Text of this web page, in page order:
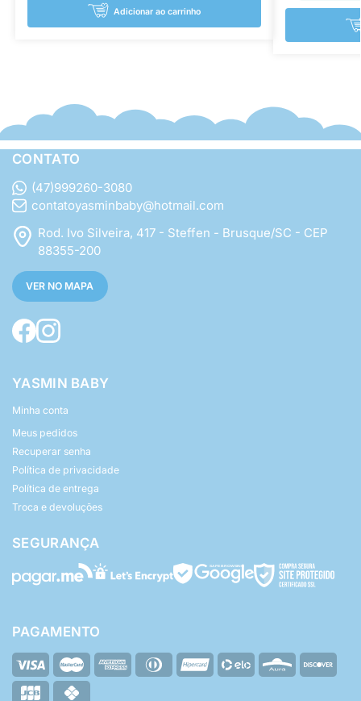
Adicionar ao carrinho
CONTATO
(47)999260-3080
contatoyasminbaby@hotmail.com
Rod. Ivo Silveira, 417 - Steffen - Brusque/SC - CEP
88355-200
VER NO MAPA
YASMIN BABY
Minha conta
Meus pedidos
Recuperar senha
Política de privacidade
Política de entrega
Troca e devoluções
SEGURANÇA
PAGAMENTO